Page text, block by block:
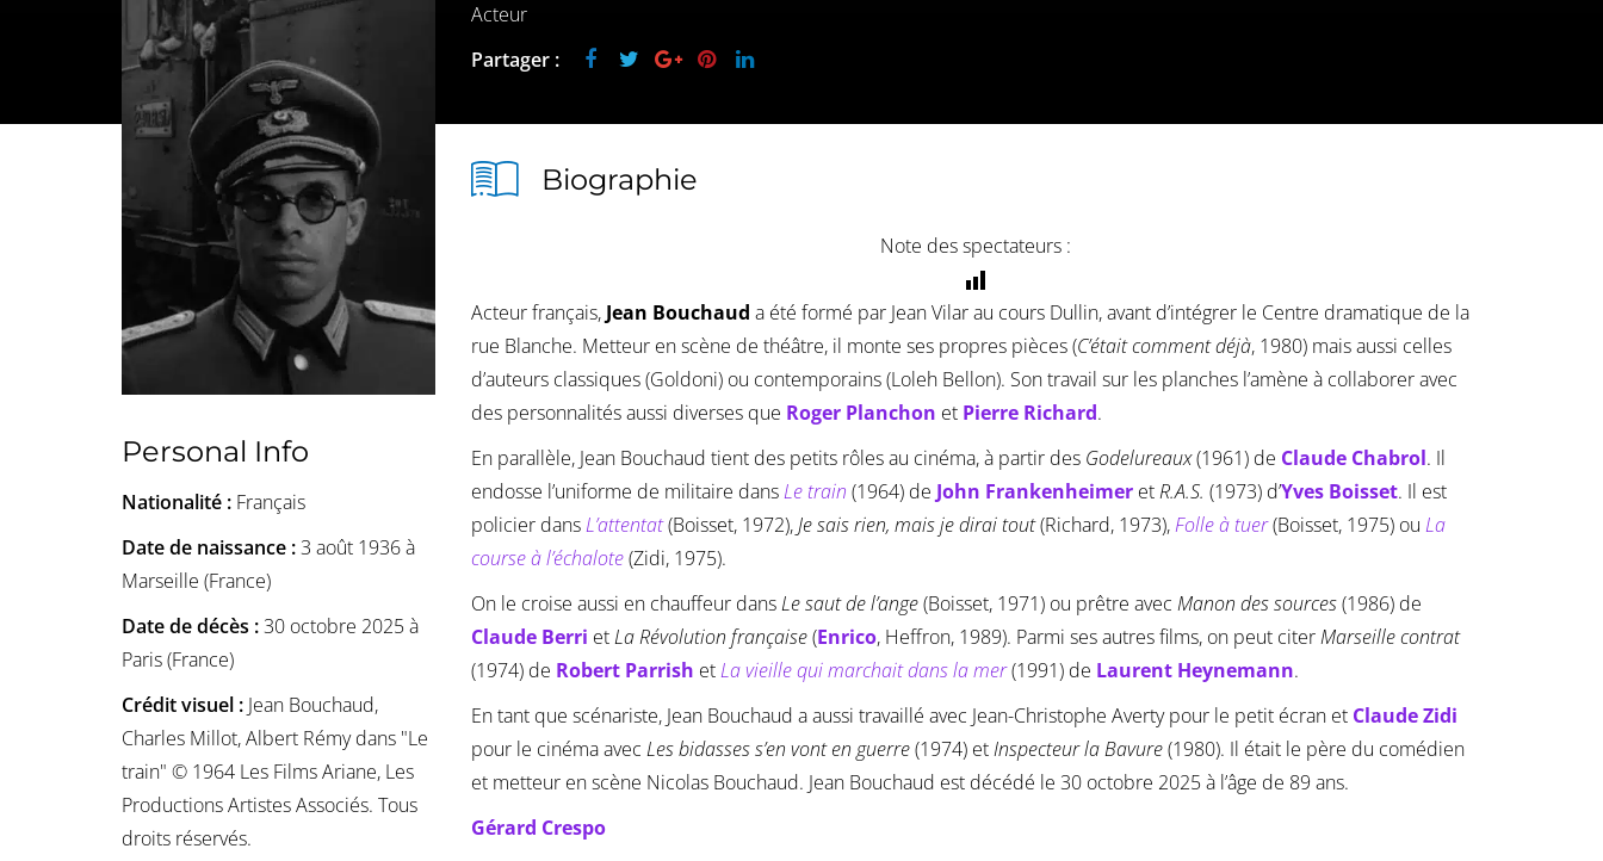
Acteur
Partager :
Personal Info
Nationalité : Français
Date de naissance :3 août 1936 à
Marseille (France)
Date de décès :30 octobre 2025 à
Paris (France)
Crédit visuel : Jean Bouchaud,
Charles Millot, Albert Rémy dans "Le
train" © 1964 Les Films Ariane, Les
Productions Artistes Associés. Tous
droits réservés.
Biographie
Note des spectateurs :
Acteur français, Jean Bouchaud a été formé par Jean Vilar au cours Dullin, avant d’intégrer le Centre dramatique de la
rue Blanche. Metteur en scène de théâtre, il monte ses propres pièces (C’était comment déjà, 1980) mais aussi celles
d’auteurs classiques (Goldoni) ou contemporains (Loleh Bellon). Son travail sur les planches l’amène à collaborer avec
des personnalités aussi diverses que Roger Planchon et Pierre Richard.
En parallèle, Jean Bouchaud tient des petits rôles au cinéma, à partir des Godelureaux(1961) de Claude Chabrol. Il
endosse l’uniforme de militaire dansLe train (1964) de John Frankenheimer etR.A.S. (1973) d’Yves Boisset. Il est
policier dansL’attentat(Boisset, 1972),Je sais rien, mais je dirai tout(Richard, 1973),Folle à tuer(Boisset, 1975) ou La
course à l’échalote(Zidi, 1975).
On le croise aussi en chauffeur dansLe saut de l’ange(Boisset, 1971) ou prêtre avec Manon des sources(1986) de
Claude Berri etLa Révolution française(Enrico, Heffron, 1989). Parmi ses autres films, on peut citerMarseille contrat
(1974) de Robert Parrish etLa vieille qui marchait dans la mer(1991) de Laurent Heynemann.
En tant que scénariste, Jean Bouchaud a aussi travaillé avec Jean-Christophe Averty pour le petit écran et Claude Zidi
pour le cinéma avec Les bidasses s’en vont en guerre(1974) etInspecteur la Bavure(1980). Il était le père du comédien
et metteur en scène Nicolas Bouchaud. Jean Bouchaud est décédé le 30 octobre 2025 à l’âge de 89 ans.
Gérard Crespo